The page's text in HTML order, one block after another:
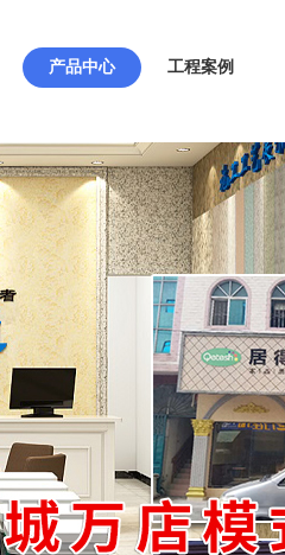
产品中心 工程案例